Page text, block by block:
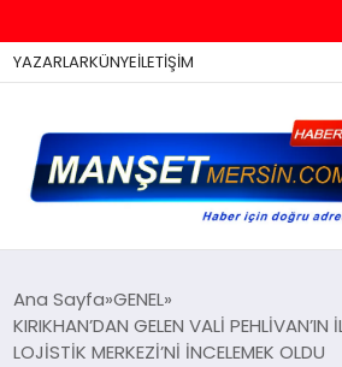
YAZARLARKÜNYEİLETİŞİM
ASAYİŞ
Ana Sayfa GENEL
KIRIKHAN’DAN GELEN VALİ PEHLİVAN’IN
LOJİSTİK MERKEZİ’Nİ İNCELEMEK OLDU